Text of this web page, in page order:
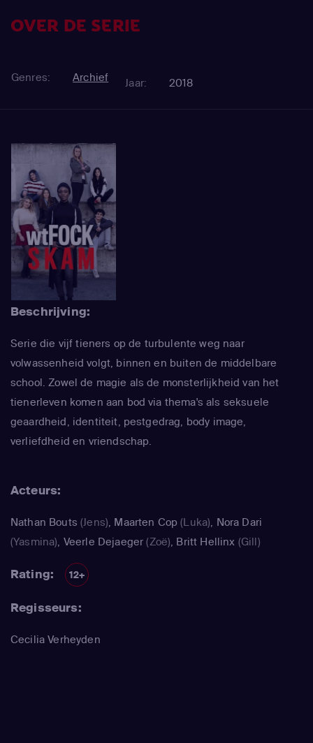
OVER DE SERIE
Genres: Archief Jaar: 2018
Beschrijving:
Serie die vijf tieners op de turbulente weg naar
volwassenheid volgt, binnen en buiten de middelbare
school. Zowel de magie als de monsterlijkheid van het
tienerleven komen aan bod via thema's als seksuele
geaardheid, identiteit, pestgedrag, body image,
verliefdheid en vriendschap.
Acteurs:
Nathan Bouts (Jens), Maarten Cop (Luka), Nora Dari
(Yasmina), Veerle Dejaeger (Zoë), Britt Hellinx (Gill)
Rating: 12+
Regisseurs:
Cecilia Verheyden